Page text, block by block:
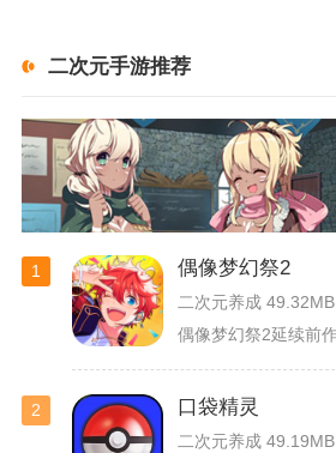
二次元手游推荐
1 偶像梦幻祭2
二次元养成 49.32MB
2 口袋精灵
二次元养成 49.19MB